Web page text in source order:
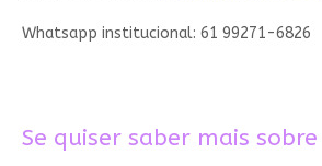
Whatsapp institucional: 61 99271-6826
Se quiser saber mais